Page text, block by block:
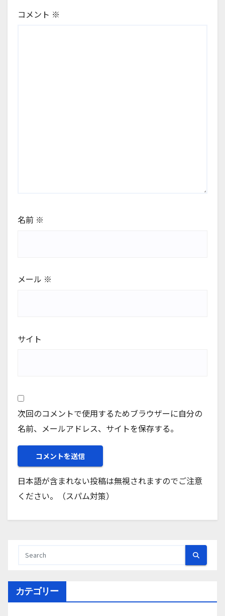
コメント ※
名前 ※
メール ※
サイト
次回のコメントで使用するためブラウザーに自分の
名前、メールアドレス、サイトを保存する。
日本語が含まれない投稿は無視されますのでご注意
ください。（スパム対策）
カテゴリー